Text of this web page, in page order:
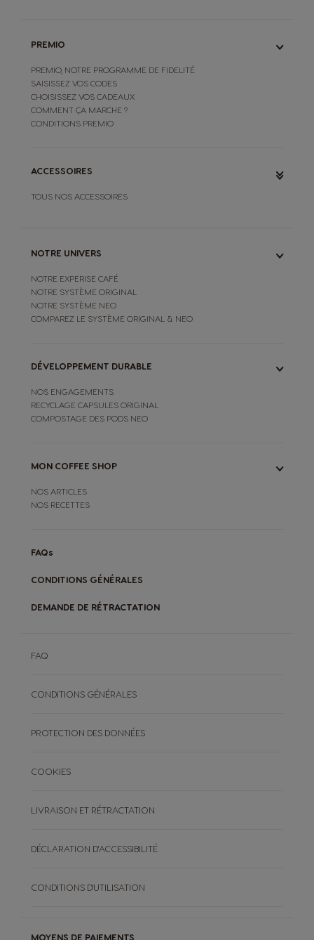
PREMIO
PREMIO, NOTRE PROGRAMME DE FIDELITÉ
SAISISSEZ VOS CODES
CHOISISSEZ VOS CADEAUX
COMMENT ÇA MARCHE ?
CONDITIONS PREMIO
ACCESSOIRES
TOUS NOS ACCESSOIRES
NOTRE UNIVERS
NOTRE EXPERISE CAFÉ
NOTRE SYSTÈME ORIGINAL
NOTRE SYSTÈME NEO
COMPAREZ LE SYSTÈME ORIGINAL & NEO
DÉVELOPPEMENT DURABLE
NOS ENGAGEMENTS
RECYCLAGE CAPSULES ORIGINAL
COMPOSTAGE DES PODS NEO
MON COFFEE SHOP
NOS ARTICLES
NOS RECETTES
FAQs
CONDITIONS GÉNÉRALES
DEMANDE DE RÉTRACTATION
MOYENS DE PAIEMENTS
FAQ
CONDITIONS GÉNÉRALES
PROTECTION DES DONNÉES
COOKIES
LIVRAISON ET RÉTRACTATION
DÉCLARATION D'ACCESSIBILITÉ
CONDITIONS D'UTILISATION